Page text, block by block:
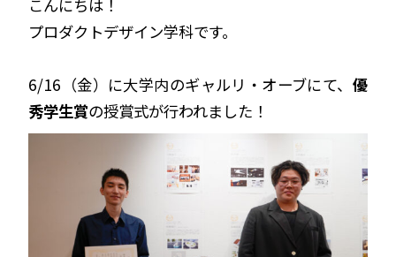
こんにちは！
プロダクトデザイン学科です。
6/16（金）に大学内のギャルリ・オーブにて、 優
秀学生賞の授賞式が行われました！